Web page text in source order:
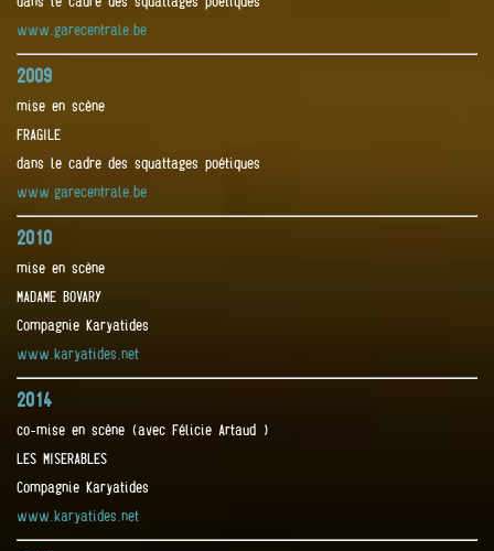
www.garecentrale.be
2009
mise en scène
FRAGILE
dans le cadre des squattages poétiques
www.garecentrale.be
2010
mise en scène
MADAME BOVARY
Compagnie Karyatides
www.karyatides.net
2014
co-mise en scène (avec Félicie Artaud )
LES MISERABLES
Compagnie Karyatides
www.karyatides.net